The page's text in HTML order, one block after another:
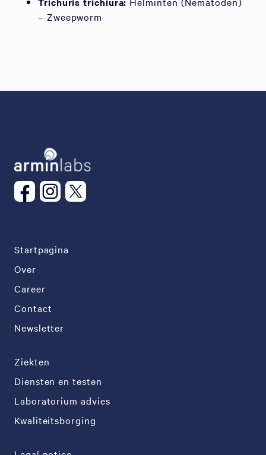
– Zweepworm
Startpagina
Over
Career
Contact
Newsletter
Ziekten
Diensten en testen
Laboratorium advies
Kwaliteitsborging